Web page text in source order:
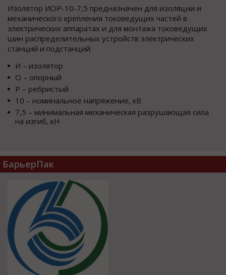
Изолятор ИОР-10-7,5 предназначен для изоляции и
механического крепления токоведущих частей в
электрических аппаратах и для монтажа токоведущих
шин распределительных устройств электрических
станций и подстанций.
И – изолятор
О – опорный
Р – ребристый
10 – номинальное напряжение, кВ
7,5 – минимальная механическая разрушающая сила
на изгиб, кН
БарьерПак